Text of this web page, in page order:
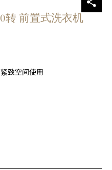
转 前置式洗衣机
致空间使用